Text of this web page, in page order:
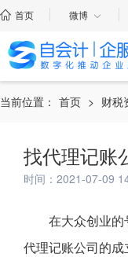
首页 微博
当前位置： 首页 > 财税
找代理记账
时间：2021-07-09
在大众创业
代理记账公司的